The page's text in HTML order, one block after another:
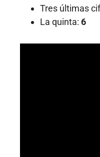
Tres últimas
La quinta: 6